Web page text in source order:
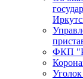
ФКП
Уголок